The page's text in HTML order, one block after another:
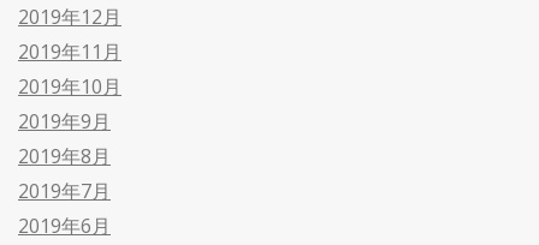
2019年12月
2019年11月
2019年10月
2019年9月
2019年8月
2019年7月
2019年6月